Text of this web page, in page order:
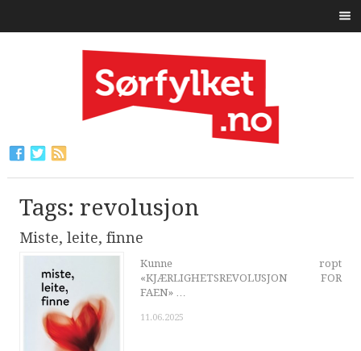
Tags: revolusjon
Miste, leite, finne
Kunne ropt
«KJÆRLIGHETSREVOLUSJON FOR
FAEN» …
11.06.2025